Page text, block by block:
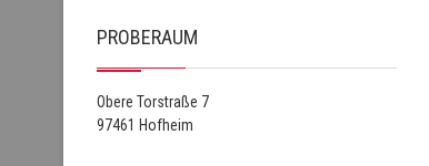
PROBERAUM
Obere Torstraße 7
97461 Hofheim